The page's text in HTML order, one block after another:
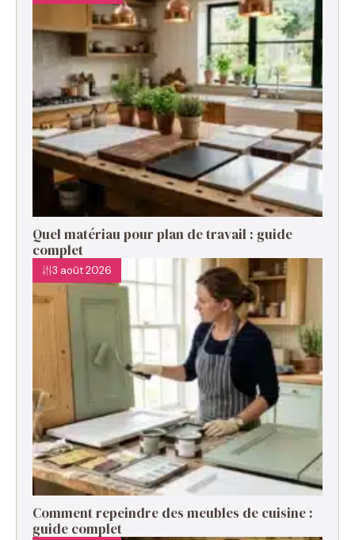
Quel matériau pour plan de travail : guide
complet
3 août 2026
Comment repeindre des meubles de cuisine :
guide complet